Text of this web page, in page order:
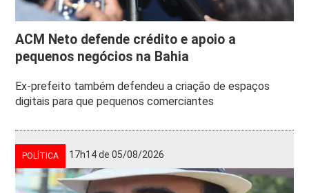
ACM Neto defende crédito e apoio a
pequenos negócios na Bahia
Ex-prefeito também defendeu a criação de espaços
digitais para que pequenos comerciantes
POLÍTICA 17h14 de 05/08/2026